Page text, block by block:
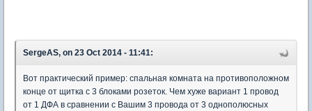
SergeAS, on 23 Oct 2014 - 11:41:
Вот практический пример: спальная комната на противоположном
конце от щитка с 3 блоками розеток. Чем хуже вариант 1 провод
от 1 ДФА в сравнении с Вашим 3 провода от 3 однополюсных